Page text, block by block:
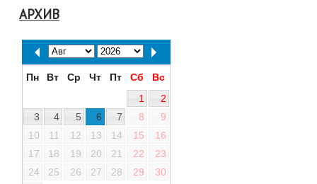
АРХИВ
Пн Вт Ср Чт Пт Сб
Вс
1
2
3
4 5 6 7 8
9
10
11 12 13 14 15
16
17
18 19 20 21 22
23
24
25 26 27 28 29
30